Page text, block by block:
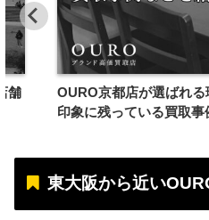
舗
OURO京都店が選ばれ
印象に残っている買取事
東大阪から近い